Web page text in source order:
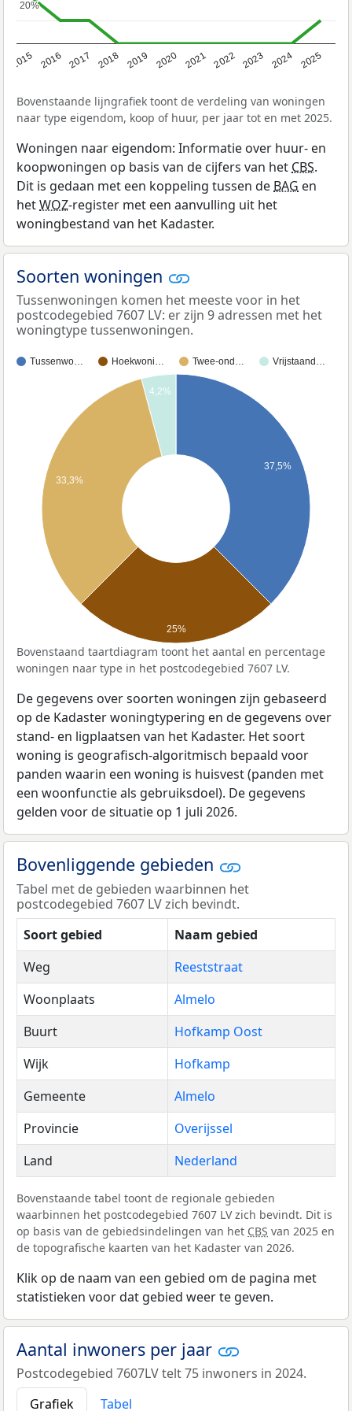
2015 2016 2017 2018 2019 2020 2021 2022 2023 2024 2025
20%
20%
Bovenstaande lijngrafiek toont de verdeling van woningen
naar type eigendom, koop of huur, per jaar tot en met 2025.
Woningen naar eigendom: Informatie over huur- en
koopwoningen op basis van de cijfers van het CBS.
Dit is gedaan met een koppeling tussen de BAG en
hetWOZ-register met een aanvulling uit het
woningbestand van het Kadaster.
Soorten woningen
Tussenwoningen komen het meeste voor in het
postcodegebied 7607 LV: er zijn 9 adressen met het
woningtype tussenwoningen.
Tussenwo… Hoekwoni… Twee-ond… Vrijstaand…
37,5%
4,2%
33,3%
25%
Bovenstaand taartdiagram toont het aantal en percentage
woningen naar type in het postcodegebied 7607 LV.
De gegevens over soorten woningen zijn gebaseerd
op de Kadaster woningtypering en de gegevens over
stand- en ligplaatsen van het Kadaster. Het soort
woning is geografisch-algoritmisch bepaald voor
panden waarin een woning is huisvest (panden met
een woonfunctie als gebruiksdoel). De gegevens
gelden voor de situatie op 1 juli 2026.
Bovenliggende gebieden
Tabel met de gebieden waarbinnen het
postcodegebied 7607 LV zich bevindt.
Soort gebied
Naam gebied
Weg
Reeststraat
Woonplaats
Almelo
Buurt
Hofkamp Oost
Wijk
Hofkamp
Gemeente
Almelo
Provincie
Overijssel
Land
Nederland
Bovenstaande tabel toont de regionale gebieden
waarbinnen het postcodegebied 7607 LV zich bevindt. Dit is
op basis van de gebiedsindelingen van het CBS van 2025 en
de topografische kaarten van het Kadaster van 2026.
Klik op de naam van een gebied om de pagina met
statistieken voor dat gebied weer te geven.
Aantal inwoners per jaar
Postcodegebied 7607LV telt 75 inwoners in 2024.
Grafiek
Tabel